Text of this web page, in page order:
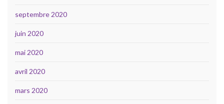
septembre 2020
juin 2020
mai 2020
avril 2020
mars 2020